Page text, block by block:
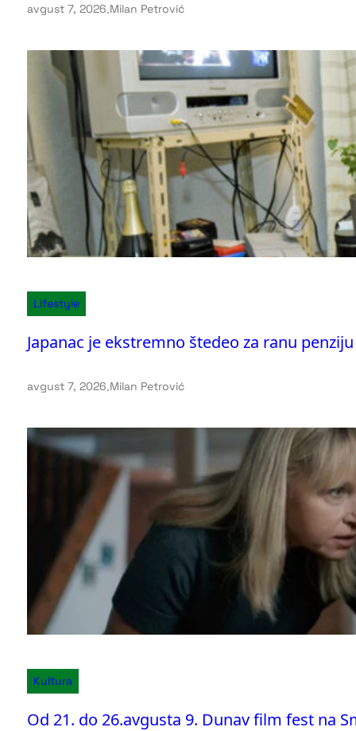
avgust 7, 2026.Milan Petrović
Lifestyle
Japanac je ekstremno štedeo za ranu penziju
avgust 7, 2026.Milan Petrović
Kultura
Od 21. do 26.avgusta 9. Dunav film fest na